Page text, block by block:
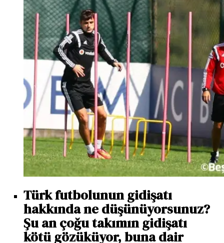
Türk futbolunun gidişatı
hakkında ne düşünüyorsunuz?
Şu an çoğu takımın gidişatı
kötü gözüküyor, buna dair